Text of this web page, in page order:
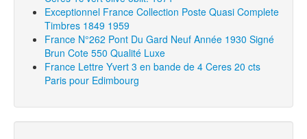
Exceptionnel France Collection Poste Quasi Complete
Timbres 1849 1959
France N°262 Pont Du Gard Neuf Année 1930 Signé
Brun Cote 550 Qualité Luxe
France Lettre Yvert 3 en bande de 4 Ceres 20 cts
Paris pour Edimbourg